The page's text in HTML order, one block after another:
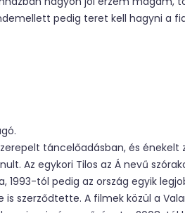
pedig teret kell hagyni a
táncelőadásban, és énekelt
Az egykori Tilos az Á nevű
1993-tól pedig az ország egyik
szerződtette. A filmek közül a